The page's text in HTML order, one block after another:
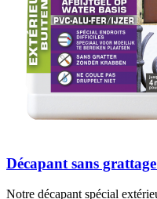
Décapant sans
Notre décapant spécial